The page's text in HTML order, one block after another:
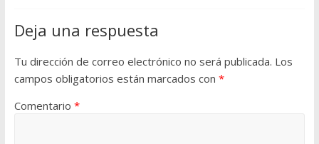
Deja una respuesta
Tu dirección de correo electrónico no será publicada. Los
campos obligatorios están marcados con *
Comentario *